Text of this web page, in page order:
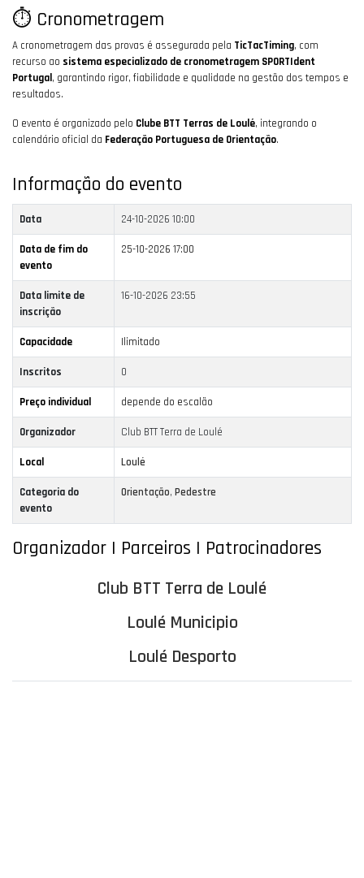
⏱️ Cronometragem
A cronometragem das provas é assegurada pela TicTacTiming, com
recurso ao sistema especializado de cronometragem SPORTIdent
Portugal , garantindo rigor, fiabilidade e qualidade na gestão dos tempos e
resultados.
O evento é organizado pelo Clube BTT Terras de Loulé, integrando o
calendário oficial da Federação Portuguesa de Orientação.
Informação do evento
Data 24-10-2026 10:00
Data de fim do
evento
25-10-2026 17:00
Data limite de
inscrição
16-10-2026 23:55
Capacidade Ilimitado
Inscritos 0
Preço individual depende do escalão
Organizador Club BTT Terra de Loulé
Local Loulé
Categoria do
evento
Orientação, Pedestre
Organizador | Parceiros | Patrocinadores
Club BTT Terra de Loulé
Loulé Municipio
Loulé Desporto